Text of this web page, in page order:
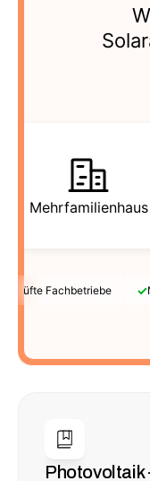
Mehrfamilienhaus
Fachbetriebe ✓
Photovoltaik